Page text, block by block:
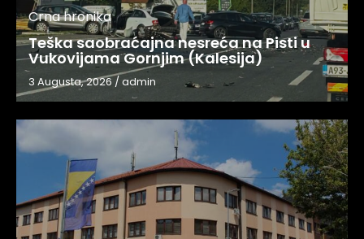
Crna hronika
Teška saobraćajna nesreća na Pisti u
Vukovijama Gornjim (Kalesija)
3 Augusta, 2026/admin